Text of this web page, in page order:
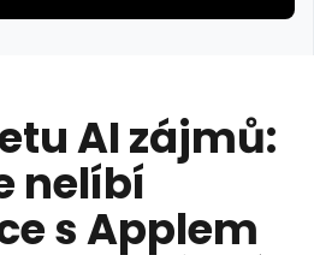
AI zájmů:
nelíbí
s Applem